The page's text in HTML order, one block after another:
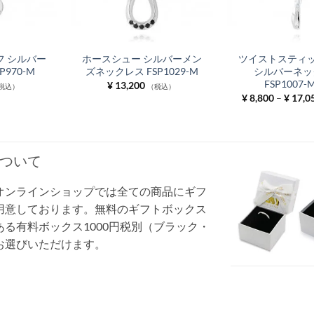
シルバー
M
込）
ホースシュー シルバーメン
ズネックレス FSP1029-M
¥13,200 （税込）
ツイストスティ
シルバーネ
FSP1007-
¥8,800 –¥
いて
ンラインショップでは全ての商品にギフ
意しております。無料のギフトボックス
有料ボックス1000円税別（ブラック・
びいただけます。